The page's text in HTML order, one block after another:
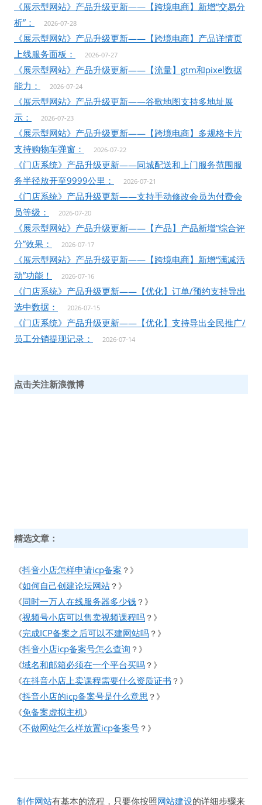
《展示型网站》产品升级更新——【跨境电商】新增“交易分
析”：
2026-07-28
《展示型网站》产品升级更新——【跨境电商】产品详情页
上线服务面板：
2026-07-27
《展示型网站》产品升级更新——【流量】gtm和pixel数据
能力：
2026-07-24
《展示型网站》产品升级更新——谷歌地图支持多地址展
示：
2026-07-23
《展示型网站》产品升级更新——【跨境电商】多规格卡片
支持购物车弹窗：
2026-07-22
《门店系统》产品升级更新——同城配送和上门服务范围服
务半径放开至9999公里：
2026-07-21
《门店系统》产品升级更新——支持手动修改会员为付费会
员等级：
2026-07-20
《展示型网站》产品升级更新——【产品】产品新增“综合评
分”效果：
2026-07-17
《展示型网站》产品升级更新——【跨境电商】新增“满减活
动”功能！
2026-07-16
《门店系统》产品升级更新——【优化】订单/预约支持导出
选中数据：
2026-07-15
《门店系统》产品升级更新——【优化】支持导出全民推广/
员工分销提现记录：
2026-07-14
点击关注新浪微博
精选文章：
《抖音小店怎样申请icp备案 ？》
《如何自己创建论坛网站 ？》
《同时一万人在线服务器多少钱 ？》
《视频号小店可以售卖视频课程吗 ？》
《完成ICP备案之后可以不建网站吗 ？》
《抖音小店icp备案号怎么查询 ？》
《域名和邮箱必须在一个平台买吗 ？》
《在抖音小店上卖课程需要什么资质证书 ？》
《抖音小店的icp备案号是什么意思 ？》
《免备案虚拟主机》
《不做网站怎么样放置icp备案号 ？》
制作网站有基本的流程，只要你按照网站建设的详细步骤来